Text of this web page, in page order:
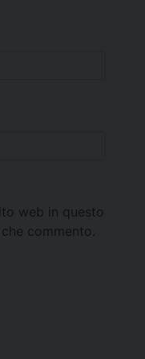
web in questo
commento.